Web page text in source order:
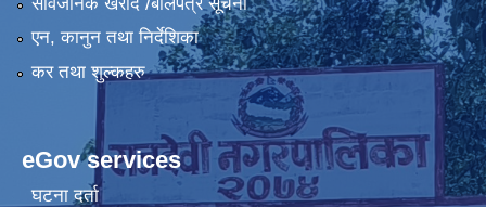
एन, कानुन तथा निर्देशिका
कर तथा शुल्कहरु
eGov services
घटना दर्ता